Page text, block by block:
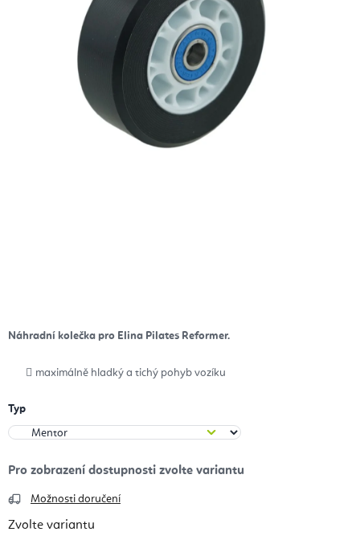
Náhradní kolečka pro Elina Pilates Reformer.
maximálně hladký a tichý pohyb vozíku
Typ
Možnosti doručení
Zvolte variantu